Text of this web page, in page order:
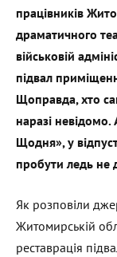
працівників
драматичного
військовій
підвал
Щоправда, хто
наразі
Щодня», у
пробути ледь не
Як розповіли
Житомирській
реставрація